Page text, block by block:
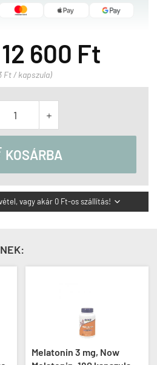
12 600 Ft
Ft / kapszula)

KOSÁRBA
vagy akár 0 Ft-os szállítás! 
Melatonin 3 mg, Now